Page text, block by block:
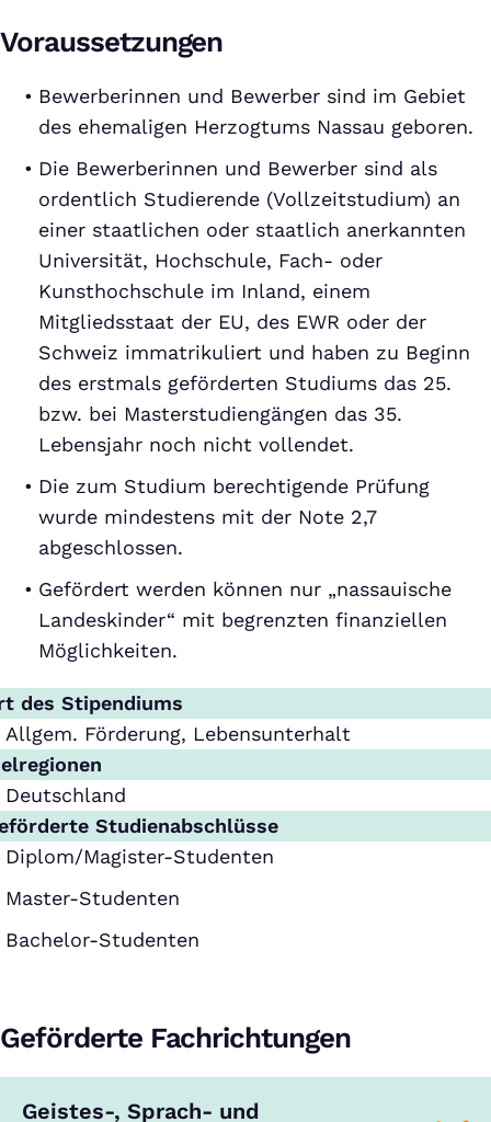
Voraussetzungen
Bewerberinnen und Bewerber sind im Gebiet
des ehemaligen Herzogtums Nassau geboren.
Die Bewerberinnen und Bewerber sind als
ordentlich Studierende (Vollzeitstudium) an
einer staatlichen oder staatlich anerkannten
Universität, Hochschule, Fach- oder
Kunsthochschule im Inland, einem
Mitgliedsstaat der EU, des EWR oder der
Schweiz immatrikuliert und haben zu Beginn
des erstmals geförderten Studiums das 25.
bzw. bei Masterstudiengängen das 35.
Lebensjahr noch nicht vollendet.
Die zum Studium berechtigende Prüfung
wurde mindestens mit der Note 2,7
abgeschlossen.
Gefördert werden können nur „nassauische
Landeskinder“ mit begrenzten finanziellen
Möglichkeiten.
des Stipendiums
Allgem. Förderung, Lebensunterhalt
Deutschland
Studienabschlüsse
Diplom/Magister-Studenten
Master-Studenten
Bachelor-Studenten
Geförderte Fachrichtungen
Geistes-, Sprach- und